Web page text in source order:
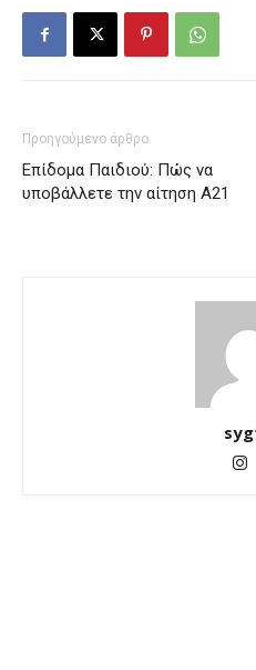
Προηγούμενο άρθρο
Επίδομα Παιδιού: Πώς να
υποβάλλετε την αίτηση Α21